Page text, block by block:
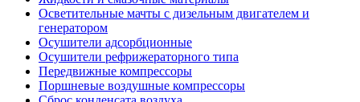
Осветительные мачты с дизельным двигателем и
генератором
Осушители адсорбционные
Осушители рефрижераторного типа
Передвижные компрессоры
Поршневые воздушные компрессоры